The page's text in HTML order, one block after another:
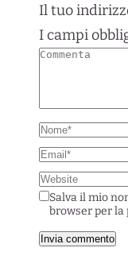
Il tuo
I campi
Salva il mio
browser per la